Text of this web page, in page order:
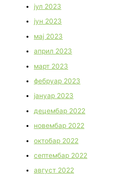
јул 2023
јун 2023
мај 2023
април 2023
март 2023
фебруар 2023
јануар 2023
децембар 2022
новембар 2022
октобар 2022
септембар 2022
август 2022